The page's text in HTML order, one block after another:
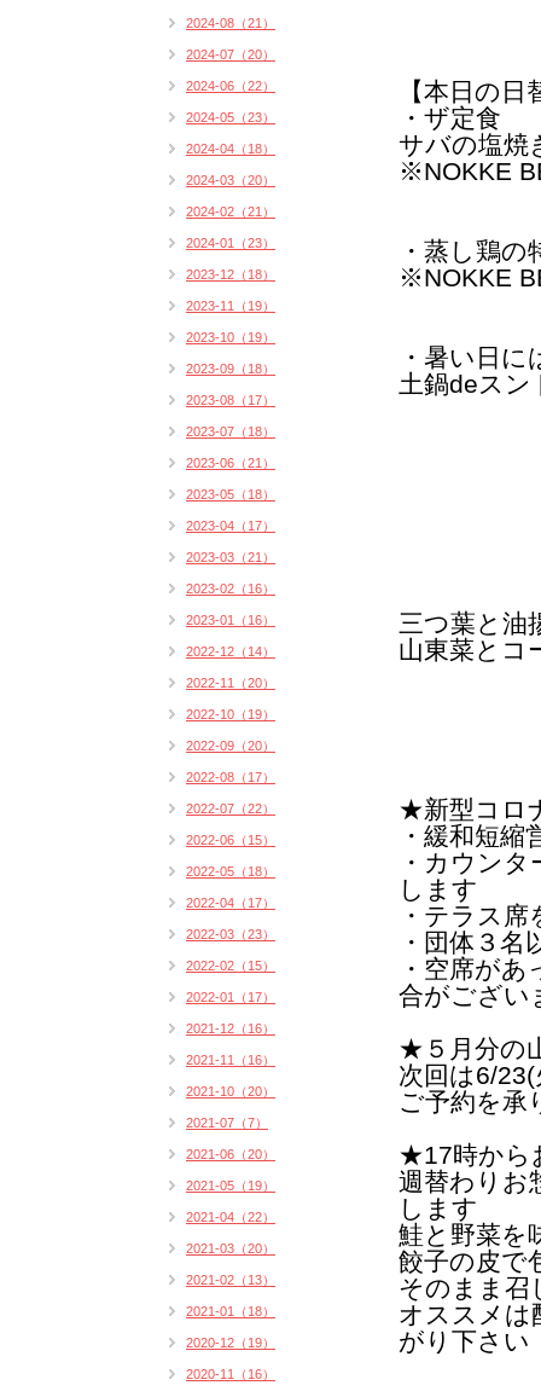
【本日の
・ザ定食
サバの塩焼
※NOKKE
・蒸し鶏
※NOKKE
・暑い日
土鍋deスン
三つ葉と油
山東菜とコ
★新型コロ
・緩和短縮
・カウン
します
・テラス
・団体３
・空席が
合がござい
★５月分の
次回は6/
ご予約を承
★17時から
週替わりお
します
鮭と野菜を
餃子の皮で
そのまま召
オススメは
がり下さい
2024-08（21）
2024-07（20）
2024-06（22）
2024-05（23）
2024-04（18）
2024-03（20）
2024-02（21）
2024-01（23）
2023-12（18）
2023-11（19）
2023-10（19）
2023-09（18）
2023-08（17）
2023-07（18）
2023-06（21）
2023-05（18）
2023-04（17）
2023-03（21）
2023-02（16）
2023-01（16）
2022-12（14）
2022-11（20）
2022-10（19）
2022-09（20）
2022-08（17）
2022-07（22）
2022-06（15）
2022-05（18）
2022-04（17）
2022-03（23）
2022-02（15）
2022-01（17）
2021-12（16）
2021-11（16）
2021-10（20）
2021-07（7）
2021-06（20）
2021-05（19）
2021-04（22）
2021-03（20）
2021-02（13）
2021-01（18）
2020-12（19）
2020-11（16）